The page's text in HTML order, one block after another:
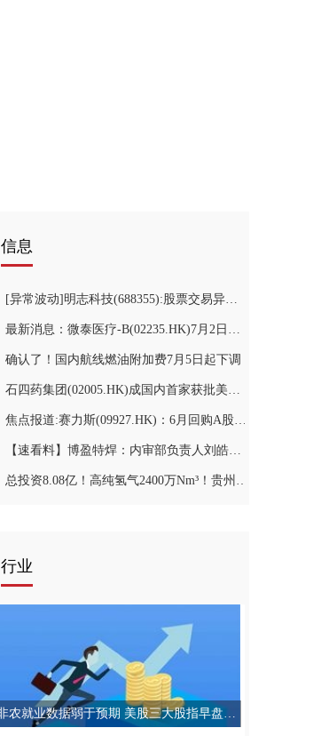
信息
[异常波动]明志科技(688355):股票交易异常波动的更正公告
最新消息：微泰医疗-B(02235.HK)7月2日斥资16.82万港元回购2.3万股
确认了！国内航线燃油附加费7月5日起下调
石四药集团(02005.HK)成国内首家获批美索巴莫片企业-视讯
焦点报道:赛力斯(09927.HK)：6月回购A股股份251.71万股
【速看料】博盈特焊：内审部负责人刘皓辞任
总投资8.08亿！高纯氢气2400万Nm³！贵州钢焦一体化项目正式投产_今日观点
行业
非农就业数据弱于预期 美股三大股指早盘走高